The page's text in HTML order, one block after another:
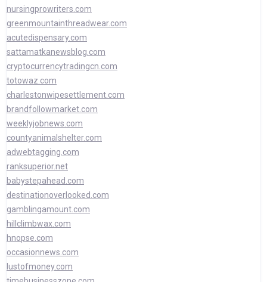
nursingprowriters.com
greenmountainthreadwear.com
acutedispensary.com
sattamatkanewsblog.com
cryptocurrencytradingcn.com
totowaz.com
charlestonwipesettlement.com
brandfollowmarket.com
weeklyjobnews.com
countyanimalshelter.com
adwebtagging.com
ranksuperior.net
babystepahead.com
destinationoverlooked.com
gamblingamount.com
hillclimbwax.com
hnopse.com
occasionnews.com
lustofmoney.com